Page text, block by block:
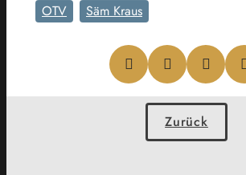
OTV
Säm Kraus
Zurück